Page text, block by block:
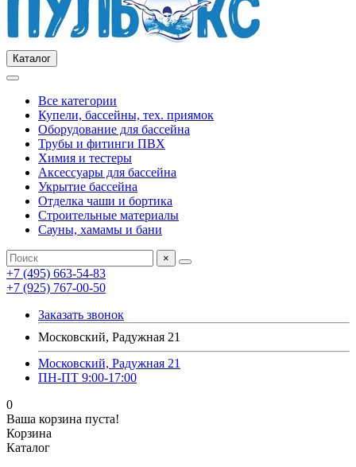
Каталог
Все категории
Купели, бассейны, тех. приямок
Оборудование для бассейна
Трубы и фитинги ПВХ
Химия и тестеры
Аксессуары для бассейна
Укрытие бассейна
Отделка чаши и бортика
Строительные материалы
Сауны, хамамы и бани
×
+7 (495) 663-54-83
+7 (925) 767-00-50
Заказать звонок
Московский, Радужная 21
Московский, Радужная 21
ПН-ПТ 9:00-17:00
0
Ваша корзина пуста!
Корзина
Каталог